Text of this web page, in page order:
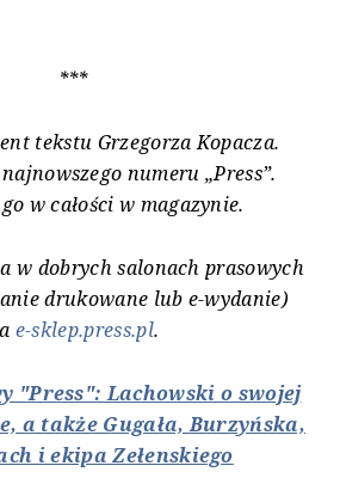
***
tekstu Grzegorza Kopacza.
numeru „Press”.
w całości w magazynie.
w dobrych salonach prasowych
drukowane lub e-wydanie)
e-sklep.press.pl.
"Press": Lachowski o swojej
a także Gugała, Burzyńska,
i ekipa Zełenskiego